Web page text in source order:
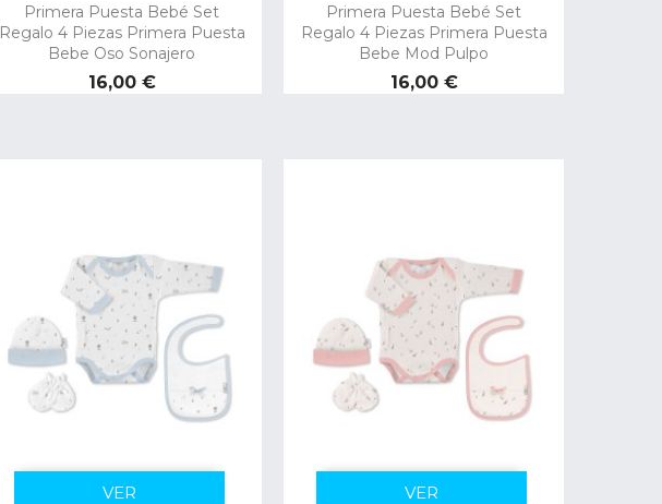
Primera Puesta Bebé Set
Regalo 4 Piezas Primera Puesta
Bebe Oso Sonajero
Precio
16,00 €
Primera Puesta Bebé Set
Regalo 4 Piezas Primera Puesta
Bebe Mod Pulpo
Precio
16,00 €
VER VER